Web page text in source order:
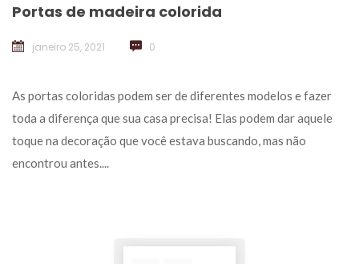
Portas de madeira colorida
janeiro 25, 2021 0
As portas coloridas podem ser de diferentes modelos e fazer
toda a diferença que sua casa precisa! Elas podem dar aquele
toque na decoração que você estava buscando, mas não
encontrou antes....